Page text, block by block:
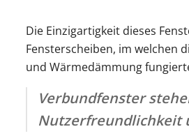
Die Einzigartigkeit dieses
Fensterscheiben, im welchen
und Wärmedämmung
Verbundfenster
Nutzerfreundlichkeit